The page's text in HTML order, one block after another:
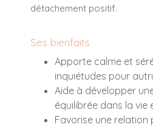
détachement positif.
Ses bienfaits
Apporte calme et
inquiétudes pour
Aide à développer
équilibrée dans la vie
Favorise une relation